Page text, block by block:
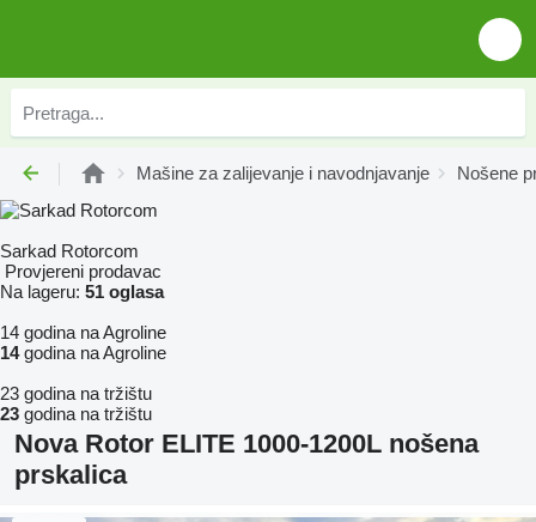
Mašine za zaliјеvanje i navodnjavanje Nošene
Sarkad Rotorcom
Provjereni prodavac
Na lageru: 51 oglasa
14 godina na Agroline
14godina na Agroline
23 godina na tržištu
23 godina na tržištu
Nova Rotor ELITE 1000-1200L nošena
prskalica